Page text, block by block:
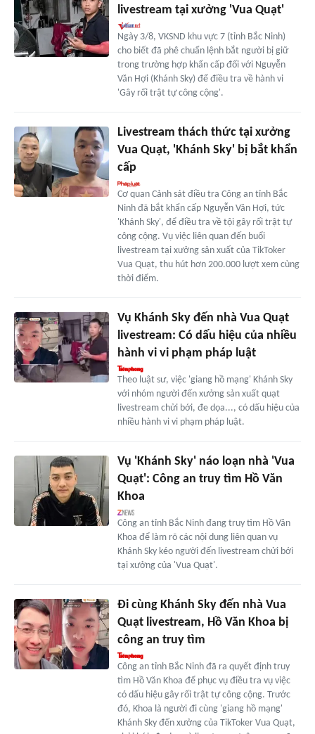
livestream tại xưởng 'Vua Quạt'
Ngày 3/8, VKSND khu vực 7 (tỉnh Bắc Ninh)
cho biết đã phê chuẩn lệnh bắt người bị giữ
trong trường hợp khẩn cấp đối với Nguyễn
Văn Hợi (Khánh Sky) để điều tra về hành vi
'Gây rối trật tự công cộng'.
Livestream thách thức tại xưởng
Vua Quạt, 'Khánh Sky' bị bắt khẩn
cấp
Cơ quan Cảnh sát điều tra Công an tỉnh Bắc
Ninh đã bắt khẩn cấp Nguyễn Văn Hợi, tức
'Khánh Sky', để điều tra về tội gây rối trật tự
công cộng. Vụ việc liên quan đến buổi
livestream tại xưởng sản xuất của TikToker
Vua Quạt, thu hút hơn 200.000 lượt xem cùng
thời điểm.
Vụ Khánh Sky đến nhà Vua Quạt
livestream: Có dấu hiệu của nhiều
hành vi vi phạm pháp luật
Theo luật sư, việc 'giang hồ mạng' Khánh Sky
với nhóm người đến xưởng sản xuất quạt
livestream chửi bới, đe dọa..., có dấu hiệu của
nhiều hành vi vi phạm pháp luật.
Vụ 'Khánh Sky' náo loạn nhà 'Vua
Quạt': Công an truy tìm Hồ Văn
Khoa
Công an tỉnh Bắc Ninh đang truy tìm Hồ Văn
Khoa để làm rõ các nội dung liên quan vụ
Khánh Sky kéo người đến livestream chửi bới
tại xưởng của 'Vua Quạt'.
Đi cùng Khánh Sky đến nhà Vua
Quạt livestream, Hồ Văn Khoa bị
công an truy tìm
Công an tỉnh Bắc Ninh đã ra quyết định truy
tìm Hồ Văn Khoa để phục vụ điều tra vụ việc
có dấu hiệu gây rối trật tự công cộng. Trước
đó, Khoa là người đi cùng 'giang hồ mạng'
Khánh Sky đến xưởng của TikToker Vua Quạt,